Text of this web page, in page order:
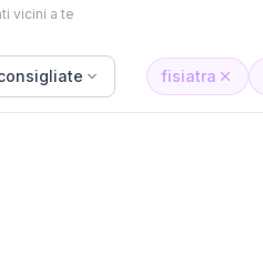
vicini a te
fisiatra